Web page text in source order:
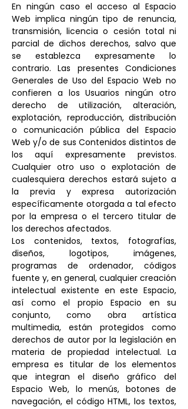
En ningún caso el acceso al Espacio
Web implica ningún tipo de renuncia,
transmisión, licencia o cesión total ni
parcial de dichos derechos, salvo que
se establezca expresamente lo
contrario. Las presentes Condiciones
Generales de Uso del Espacio Web no
confieren a los Usuarios ningún otro
derecho de utilización, alteración,
explotación, reproducción, distribución
o comunicación pública del Espacio
Web y/o de sus Contenidos distintos de
los aquí expresamente previstos.
Cualquier otro uso o explotación de
cualesquiera derechos estará sujeto a
la previa y expresa autorización
específicamente otorgada a tal efecto
por la empresa o el tercero titular de
los derechos afectados.
Los contenidos, textos, fotografías,
diseños, logotipos, imágenes,
programas de ordenador, códigos
fuente y, en general, cualquier creación
intelectual existente en este Espacio,
así como el propio Espacio en su
conjunto, como obra artística
multimedia, están protegidos como
derechos de autor por la legislación en
materia de propiedad intelectual. La
empresa es titular de los elementos
que integran el diseño gráfico del
Espacio Web, lo menús, botones de
navegación, el código HTML, los textos,